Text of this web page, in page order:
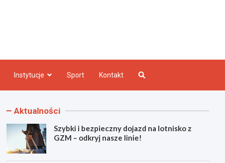
Instytucje Sport Kontakt
Aktualności
Szybki i bezpieczny dojazd na lotnisko z
GZM – odkryj nasze linie!